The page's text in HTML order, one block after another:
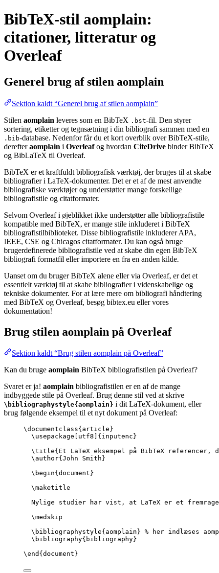
BibTeX-stil aomplain:
citationer, litteratur og
Overleaf
Generel brug af stilen aomplain
Sektion kaldt “Generel brug af stilen aomplain”
Stilen aomplain leveres som en BibTeX .bst-fil. Den styrer
sortering, etiketter og tegnsætning i din bibliografi sammen med en
.bib-database. Nedenfor får du et kort overblik over BibTeX-stile,
derefteraomplain i Overleafog hvordan CiteDrive binder BibTeX
og BibLaTeX til Overleaf.
BibTeX er et kraftfuldt bibliografisk værktøj, der bruges til at skabe
bibliografier i LaTeX-dokumenter. Det er et af de mest anvendte
bibliografiske værktøjer og understøtter mange forskellige
bibliografistile og citatformater.
Selvom Overleaf i øjeblikket ikke understøtter alle bibliografistile
kompatible med BibTeX, er mange stile inkluderet i BibTeX
bibliografistilbiblioteket. Disse bibliografistile inkluderer APA,
IEEE, CSE og Chicagos citatformater. Du kan også bruge
brugerdefinerede bibliografistile ved at skabe din egen BibTeX
bibliografi formatfil eller importere en fra en anden kilde.
Uanset om du bruger BibTeX alene eller via Overleaf, er det et
essentielt værktøj til at skabe bibliografier i videnskabelige og
tekniske dokumenter. For at lære mere om bibliografi håndtering
med BibTeX og Overleaf, besøg bibtex.eu eller vores
dokumentation!
Brug stilen aomplain på Overleaf
Sektion kaldt “Brug stilen aomplain på Overleaf”
Kan du bruge aomplain BibTeX bibliografistilen på Overleaf?
Svaret er ja! aomplain bibliografistilen er en af de mange
indbyggede stile på Overleaf. Brug denne stil ved at skrive
\bibliographystyle{aomplain} i dit LaTeX-dokument, eller
brug følgende eksempel til et nyt dokument på Overleaf:
\documentclass{ article }
\usepackage
utf8 ]{ inputenc }
\title{Et LaTeX eksempel på BibTeX
\author{John Smith}
\begin{ document }
\maketitle
Nylige studier har vist, at LaTeX er et
\medskip
\bibliographystyle{aomplain} % her indlæses
\bibliography{bibliography}
\end { document }